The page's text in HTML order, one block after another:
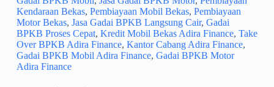
Kendaraan Bekas, Pembiayaan Mobil Bekas, Pembiayaan
Motor Bekas, Jasa Gadai BPKB Langsung Cair, Gadai
BPKB Proses Cepat, Kredit Mobil Bekas Adira Finance, Take
Over BPKB Adira Finance, Kantor Cabang Adira Finance,
Gadai BPKB Mobil Adira Finance, Gadai BPKB Motor
Adira Finance